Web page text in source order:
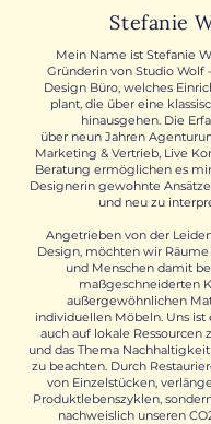
Stefanie
Mein Name ist Stefanie
Gründerin von Studio Wolf
Design Büro, welches
plant, die über eine
hinausgehen. Die
über neun Jahren
Marketing & Vertrieb, Live
Beratung ermöglichen es
Designerin gewohnte
und neu zu
Angetrieben von der
Design, möchten wir
und Menschen damit
maßgeschneiderten
außergewöhnlichen
individuellen Möbeln. Uns
auch auf lokale Ressourcen
und das Thema
zu beachten. Durch
von Einzelstücken,
Produktlebenszyklen,
nachweislich unseren